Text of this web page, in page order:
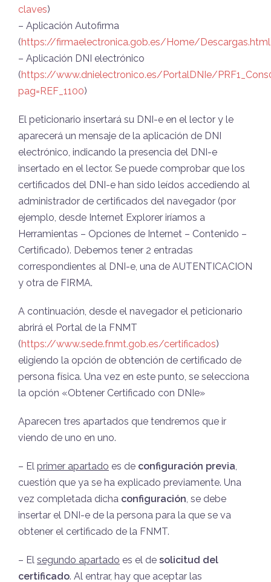
claves)
– Aplicación Autofirma
(https://firmaelectronica.gob.es/Home/Descargas.html
– Aplicación DNI electrónico
(https://www.dnielectronico.es/PortalDNIe/
pag=REF_1100)
El peticionario insertará su DNI-e en el lector y le
aparecerá un mensaje de la aplicación de DNI
electrónico, indicando la presencia del DNI-e
insertado en el lector. Se puede comprobar que los
certificados del DNI-e han sido leídos accediendo al
administrador de certificados del navegador (por
ejemplo, desde Internet Explorer iríamos a
Herramientas – Opciones de Internet – Contenido –
Certificado). Debemos tener 2 entradas
correspondientes al DNI-e, una de AUTENTICACION
y otra de FIRMA.
A continuación, desde el navegador el peticionario
abrirá el Portal de la FNMT
(https://www.sede.fnmt.gob.es/certificados)
eligiendo la opción de obtención de certificado de
persona física. Una vez en este punto, se selecciona
la opción «Obtener Certificado con DNIe»
Aparecen tres apartados que tendremos que ir
viendo de uno en uno.
– El primer apartado es de configuración previa,
cuestión que ya se ha explicado previamente. Una
vez completada dicha configuración, se debe
insertar el DNI-e de la persona para la que se va
obtener el certificado de la FNMT.
– El segundo apartado es el de solicitud del
certificado. Al entrar, hay que aceptar las